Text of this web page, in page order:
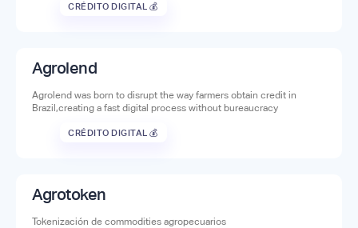
CRÉDITO DIGITAL 💰
Agrolend
Agrolend was born to disrupt the way farmers obtain credit in
Brazil,creating a fast digital process without bureaucracy
CRÉDITO DIGITAL 💰
Agrotoken
Tokenización de commodities agropecuarios